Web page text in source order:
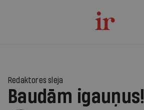
Redaktores sleja
Baudām igauņus!